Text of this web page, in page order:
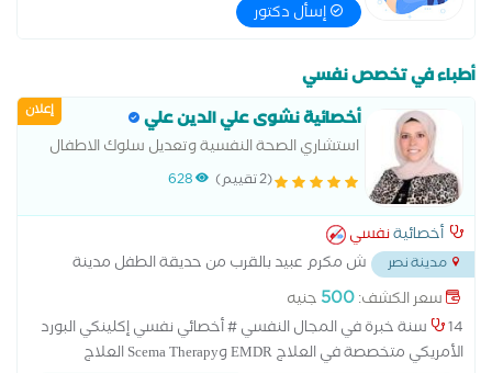
إسأل دكتور
أطباء في تخصص نفسي
إعلان أخصائية نشوى علي الدين علي
استشاري الصحة النفسية وتعديل سلوك الاطفال
والمراهقين (2 تقييم) 628
أخصائيةنفسي
مدينة نصر
ش مكرم عبيد بالقرب من حديقة الطفل مدينة
نصر...سعر الكشف:500 جنيه
14 سنة خبرة في المجال النفسي # أخصائي نفسي إكلينكي البورد
الأمريكي متخصصة في العلاج EMDR وScema Therapy العلاج